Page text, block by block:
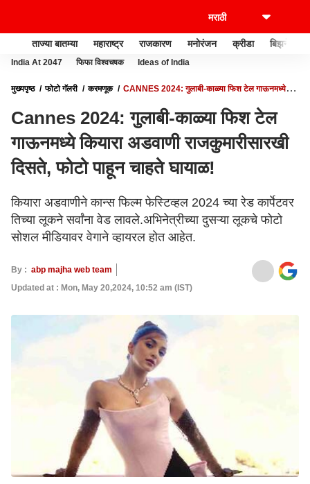
ताज्या बातम्या महाराष्ट्र राजकारण मनोरंजन क्रीडा बिझनेस
India At 2047 फिफा विश्वचषक Ideas of India
मुख्यपृष्ठ फोटो गॅलरी करमणूक
CANNES 2024: गुलाबी-काळ्या फिश टेल गाऊनमध्ये
Cannes 2024: गुलाबी-काळ्या फिश टेल
गाऊनमध्ये कियारा अडवाणी राजकुमारीसारखी
दिसते, फोटो पाहून चाहते घायाळ!
कियारा अडवाणीने कान्स फिल्म फेस्टिव्हल 2024 च्या रेड कार्पेटवर
तिच्या लूकने सर्वांना वेड लावले.अभिनेत्रीच्या दुसऱ्या लूकचे फोटो
सोशल मीडियावर वेगाने व्हायरल होत आहेत.
By : abp majha web team
Updated at : Mon, May 20,2024, 10:52 am (IST)